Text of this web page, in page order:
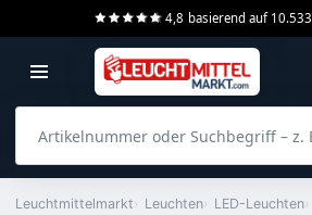
4,8 basierend auf 10.533
Leuchtmittelmarkt Leuchten LED-Leuchten